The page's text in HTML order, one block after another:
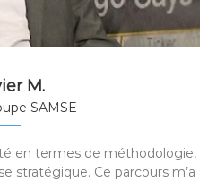
M.
SAMSE
en termes de méthodologie,
stratégique. Ce parcours m’a